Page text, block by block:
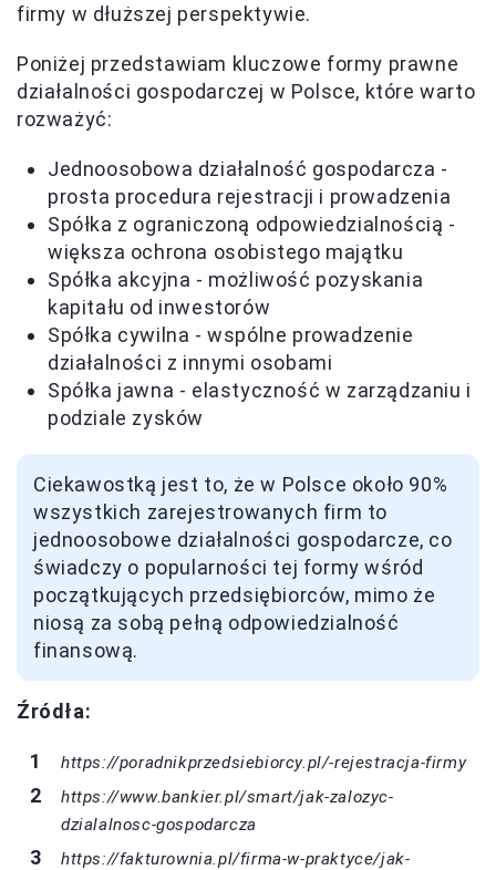
firmy w dłuższej perspektywie.
Poniżej przedstawiam kluczowe formy prawne
działalności gospodarczej w Polsce, które warto
rozważyć:
Jednoosobowa działalność gospodarcza -
prosta procedura rejestracji i prowadzenia
Spółka z ograniczoną odpowiedzialnością -
większa ochrona osobistego majątku
Spółka akcyjna - możliwość pozyskania
kapitału od inwestorów
Spółka cywilna - wspólne prowadzenie
działalności z innymi osobami
Spółka jawna - elastyczność w zarządzaniu i
podziale zysków
Ciekawostką jest to, że w Polsce około 90%
wszystkich zarejestrowanych firm to
jednoosobowe działalności gospodarcze, co
świadczy o popularności tej formy wśród
początkujących przedsiębiorców, mimo że
niosą za sobą pełną odpowiedzialność
finansową.
Źródła:
https://poradnikprzedsiebiorcy.pl/-rejestracja-firmy
https://www.bankier.pl/smart/jak-zalozyc-
dzialalnosc-gospodarcza
https://fakturownia.pl/firma-w-praktyce/jak-